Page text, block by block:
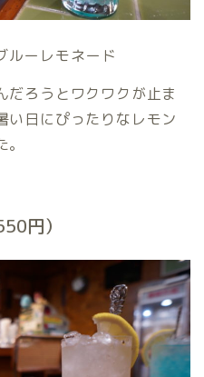
ーレモネード
だろうとワクワクが止ま
い日にぴったりなレモン
円）